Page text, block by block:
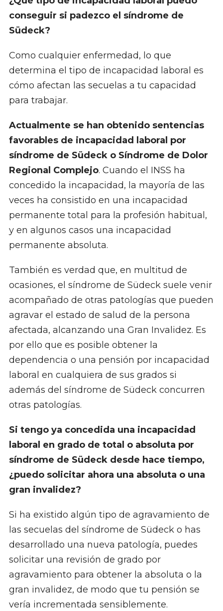
conseguir si padezco el síndrome de
Südeck?
Como cualquier enfermedad, lo que
determina el tipo de incapacidad laboral es
cómo afectan las secuelas a tu capacidad
para trabajar.
Actualmente se han obtenido sentencias
favorables de incapacidad laboral por
síndrome de Südeck o Síndrome de Dolor
Regional Complejo. Cuando el INSS ha
concedido la incapacidad, la mayoría de las
veces ha consistido en una incapacidad
permanente total para la profesión habitual,
y en algunos casos una incapacidad
permanente absoluta.
También es verdad que, en multitud de
ocasiones, el síndrome de Südeck suele venir
acompañado de otras patologías que pueden
agravar el estado de salud de la persona
afectada, alcanzando una Gran Invalidez. Es
por ello que es posible obtener la
dependencia o una pensión por incapacidad
laboral en cualquiera de sus grados si
además del síndrome de Südeck concurren
otras patologías.
Si tengo ya concedida una incapacidad
laboral en grado de total o absoluta por
síndrome de Südeck desde hace tiempo,
¿puedo solicitar ahora una absoluta o una
gran invalidez?
Si ha existido algún tipo de agravamiento de
las secuelas del síndrome de Südeck o has
desarrollado una nueva patología, puedes
solicitar una revisión de grado por
agravamiento para obtener la absoluta o la
gran invalidez, de modo que tu pensión se
vería incrementada sensiblemente.